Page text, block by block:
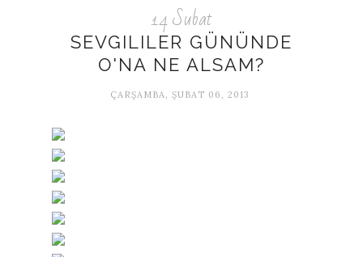
14 Subat
SEVGILILER GÜNÜNDE
O'NA NE ALSAM?
ÇARŞAMBA, ŞUBAT 06, 2013